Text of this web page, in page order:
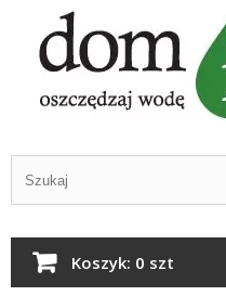
Koszyk: 0 szt